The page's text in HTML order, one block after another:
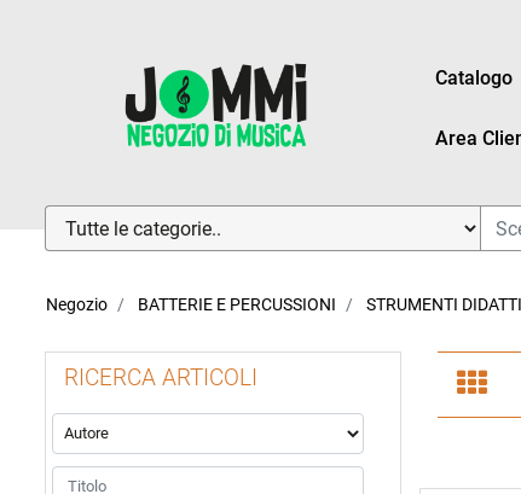
Catalogo
Area
La modifica di un filtro aggiorna automaticamente gli
Negozio BATTERIE E PERCUSSIONI STRUMENTI
RICERCA ARTICOLI
La modifica di un filtro aggiorna automaticamente gli